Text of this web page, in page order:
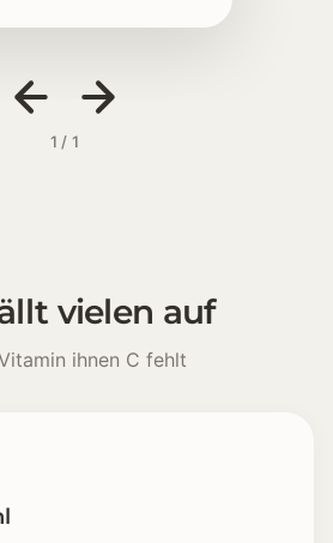
1 / 1
vielen auf
ihnen C fehlt